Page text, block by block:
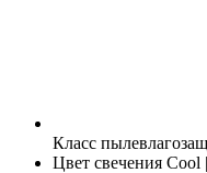
Класс
Цвет свечения Cool